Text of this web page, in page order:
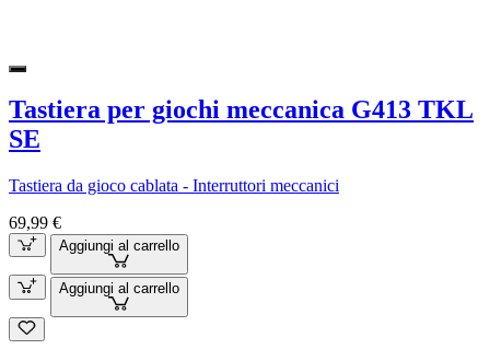
Tastiera per giochi meccanica G413 TKL
SE
Tastiera da gioco cablata - Interruttori meccanici
69,99 €
Aggiungi al carrello
Aggiungi al carrello